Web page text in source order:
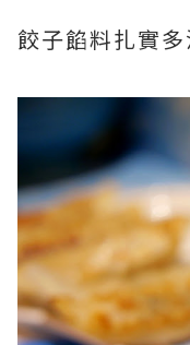
餃子餡料扎實